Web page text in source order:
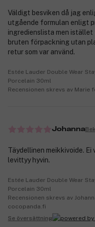
Väldigt besviken då jag
utgående formulan enligt
ingredienslista men
bruten förpackning utan
retur som var använd.
Estée Lauder Double Wear
Porcelain 30ml
Recensionen skrevs av Marie
Johanna
Täydellinen meikkivoide.
levittyy hyvin.
Estée Lauder Double Wear
Porcelain 30ml
Recensionen skrevs av
cocopanda.fi
Se översättning